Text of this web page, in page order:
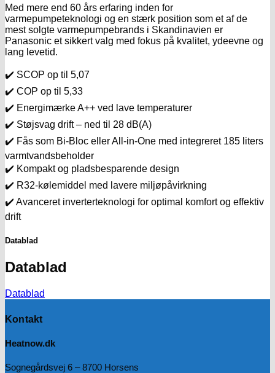
Med mere end 60 års erfaring inden for
varmepumpeteknologi og en stærk position som et af de
mest solgte varmepumpebrands i Skandinavien er
Panasonic et sikkert valg med fokus på kvalitet, ydeevne og
lang levetid.
✔️ SCOP op til 5,07
✔️ COP op til 5,33
✔️ Energimærke A++ ved lave temperaturer
✔️ Støjsvag drift – ned til 28 dB(A)
✔️ Fås som Bi-Bloc eller All-in-One med integreret 185 liters
varmtvandsbeholder
✔️ Kompakt og pladsbesparende design
✔️ R32-kølemiddel med lavere miljøpåvirkning
✔️ Avanceret inverterteknologi for optimal komfort og effektiv
drift
Datablad
Datablad
Datablad
Kontakt
Heatnow.dk
Sognegårdsvej 6 – 8700 Horsens